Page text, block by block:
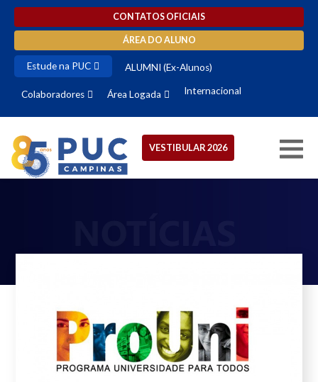
CONTATOS OFICIAIS
ÁREA DO ALUNO
Estude na PUC ALUMNI (Ex-Alunos)
Colaboradores Área Logada Internacional
VESTIBULAR 2026